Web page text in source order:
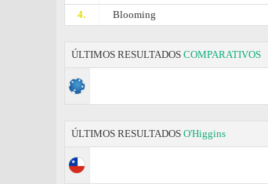
4.
Blooming
ÚLTIMOS RESULTADOS COMPARATIVOS
ÚLTIMOS RESULTADOS O'Higgins